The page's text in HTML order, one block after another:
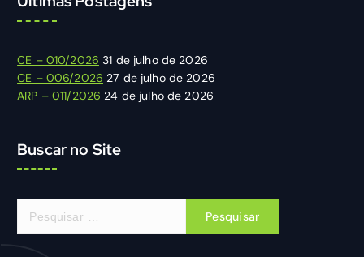
CE – 010/2026 31 de julho de 2026
CE – 006/2026 27 de julho de 2026
ARP – 011/2026 24 de julho de 2026
Buscar no Site